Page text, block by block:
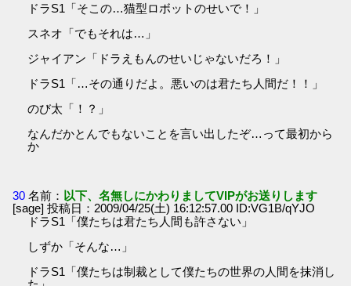
ドラS1「そこの…猫型ロボットのせいで！」
スネオ「でもそれは…」
ジャイアン「ドラえもんのせいじゃないだろ！」
ドラS1「…その通りだよ。悪いのは君たち人間だ！！」
のび太「！？」
なんだかとんでもないことを言い出したぞ…って最初から
か
30 名前： 以下、名無しにかわりましてVIPがお送りします
[sage] 投稿日：2009/04/25(土) 16:12:57.00 ID:VG1B/qYJO
ドラS1「僕たちは君たち人間も許さない」
しずか「そんな…」
ドラS1「僕たちは制裁として僕たちの世界の人間を抹消し